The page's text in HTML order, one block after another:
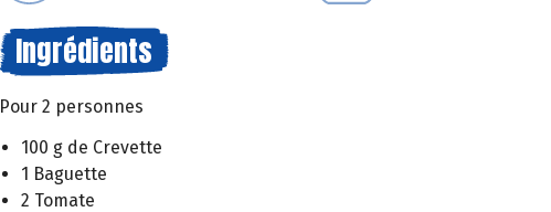
Ingrédients
Pour 2 personnes
100 g de Crevette
1 Baguette
2 Tomate